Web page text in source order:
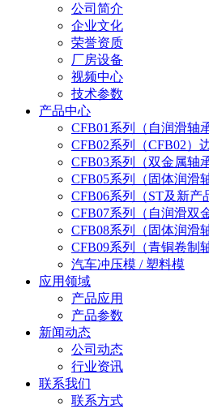
公司简介
企业文化
荣誉资质
厂房设备
视频中心
技术参数
产品中心
CFB01系列（自润滑轴
CFB02系列（CFB02）
CFB03系列（双金属轴
CFB05系列（固体润滑
CFB06系列（ST及新产
CFB07系列（自润滑双
CFB08系列（固体润滑
CFB09系列（青铜卷制
汽车冲压模 / 塑料模
应用领域
产品应用
产品参数
新闻动态
公司动态
行业资讯
联系我们
联系方式